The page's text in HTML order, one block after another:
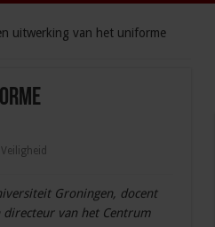
uitwerking van het uniforme
Veiligheid
Groningen, docent
van het Centrum